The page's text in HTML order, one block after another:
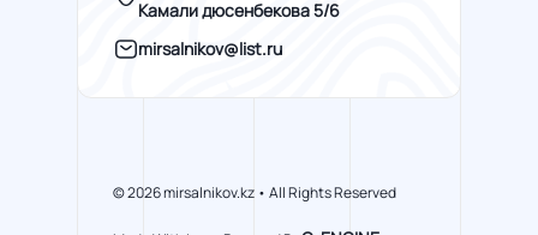
Камали дюсенбекова 5/6
mirsalnikov@list.ru
© 2026 mirsalnikov.kz • All Rights Reserved